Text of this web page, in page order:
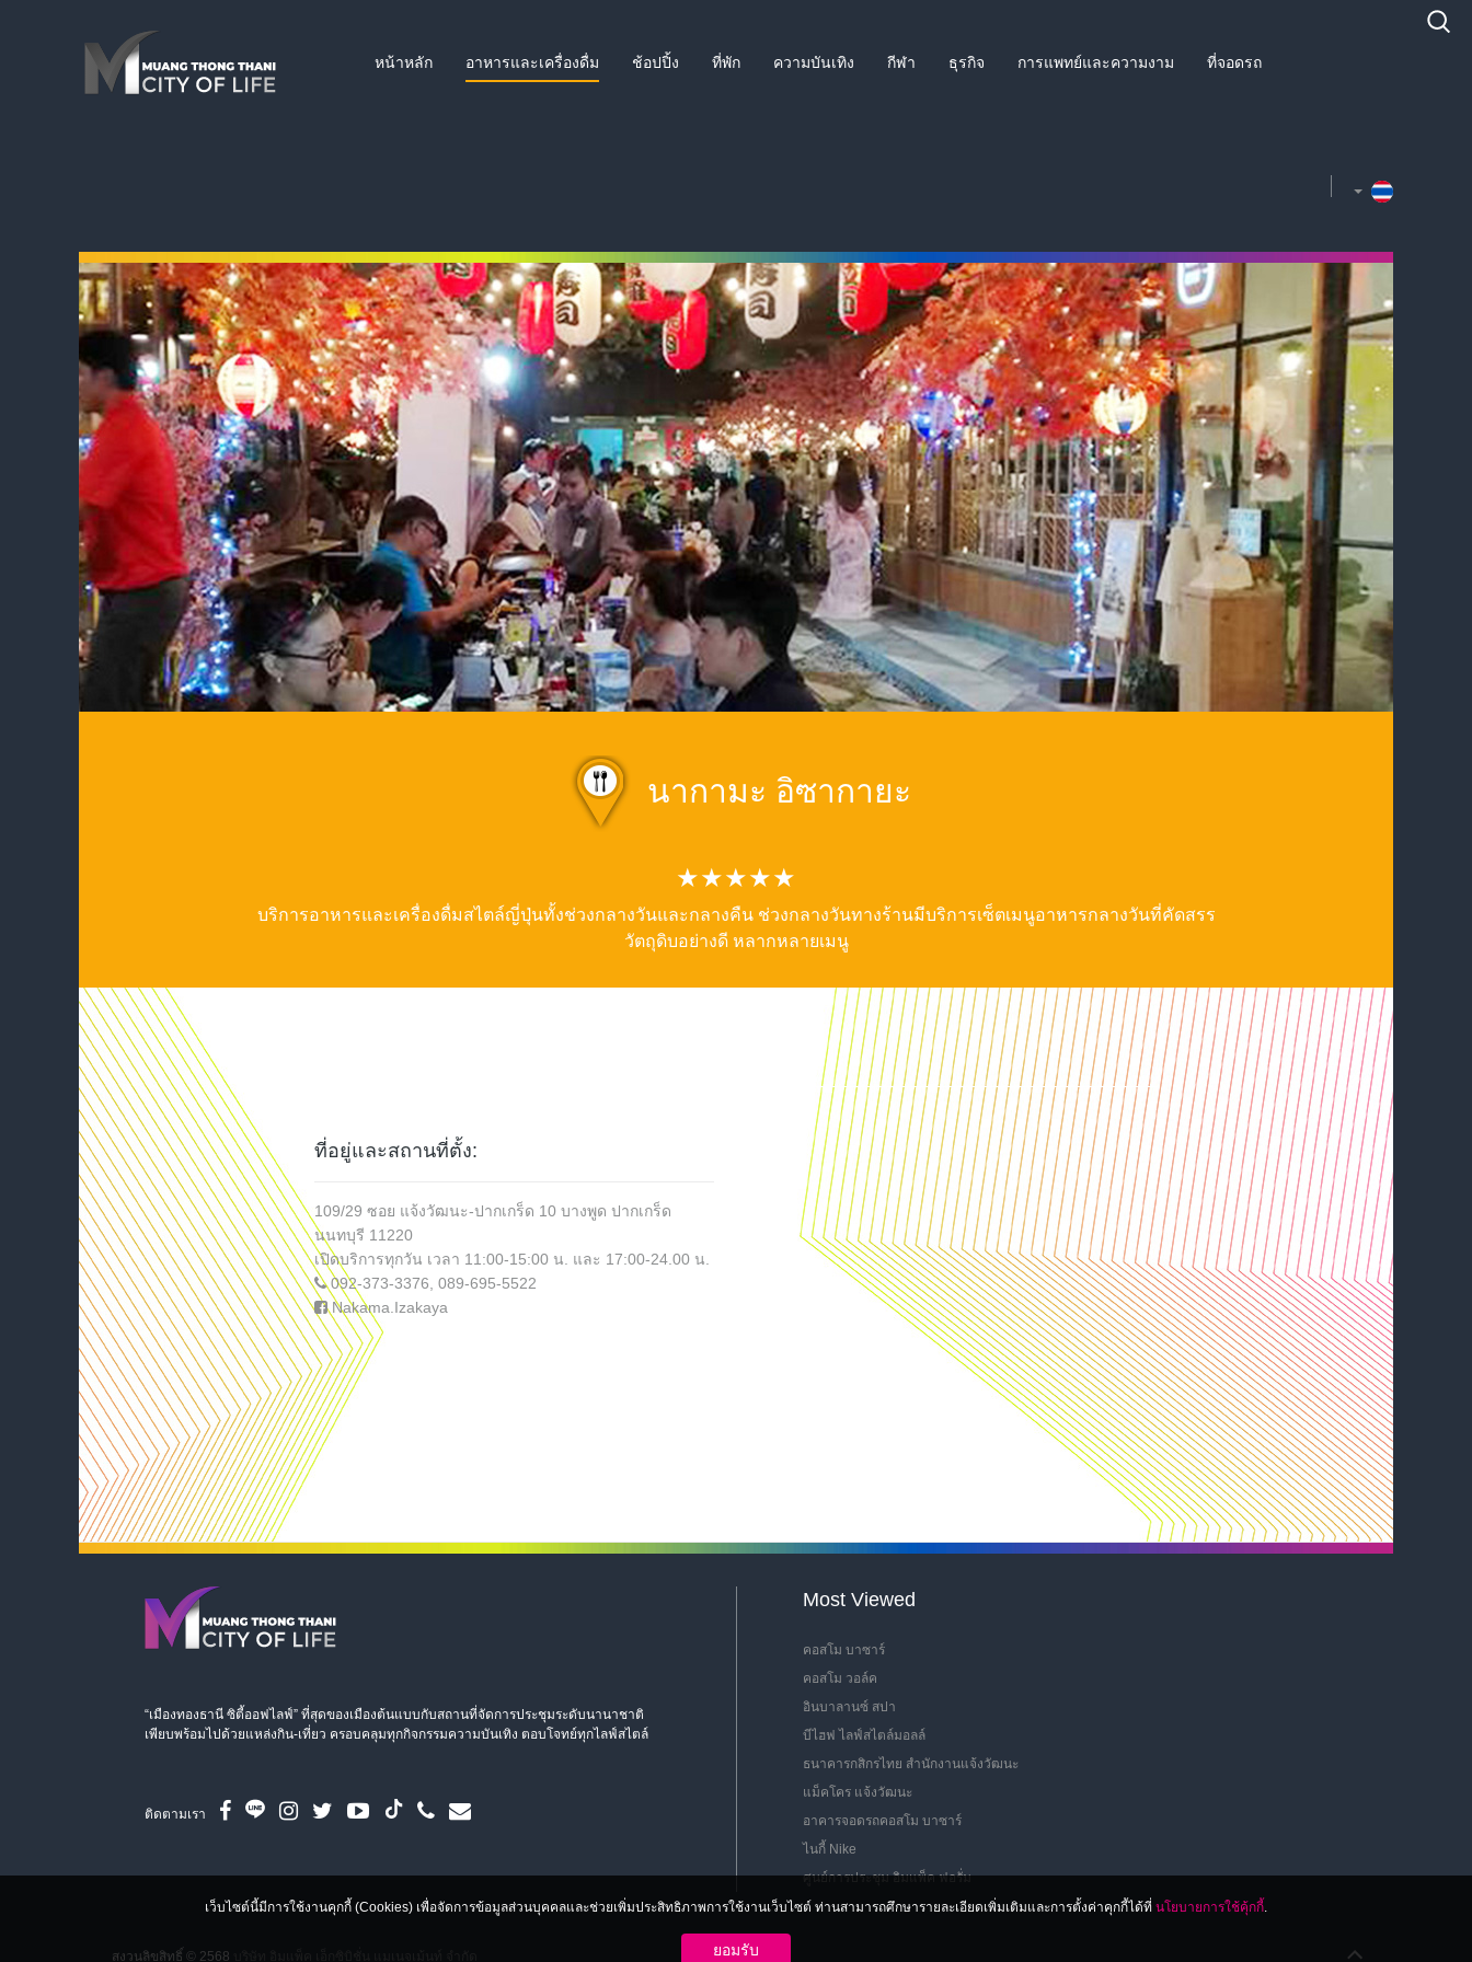
หน้าหลัก อาหารและเครื่องดื่ม ช้อปปิ้ง ที่พัก ความบันเทิง กีฬา ธุรกิจ การแพทย์และความงาม ที่จอดรถ
นากามะ อิซากายะ
★★★★★
บริการอาหารและเครื่องดื่มสไตล์ญี่ปุ่นทั้งช่วงกลางวันและกลางคืน ช่วงกลางวันทางร้านมีบริการเซ็ตเมนูอาหารกลางวันที่คัดสรร
วัตถุดิบอย่างดี หลากหลายเมนู
ที่อยู่และสถานที่ตั้ง:
109/29 ซอย แจ้งวัฒนะ-ปากเกร็ด 10 บางพูด ปากเกร็ด
นนทบุรี 11220
เปิดบริการทุกวัน เวลา 11:00-15:00 น. และ 17:00-24.00 น.
092-373-3376 089-695-5522
Nakama.Izakaya
“เมืองทองธานี ซิตี้ออฟไลฟ์” ที่สุดของเมืองต้นแบบกับสถานที่จัดการประชุมระดับนานาชาติ
เพียบพร้อมไปด้วยแหล่งกิน-เที่ยว ครอบคลุมทุกกิจกรรมความบันเทิง ตอบโจทย์ทุกไลฟ์สไตล์
ติดตามเรา
Most Viewed
คอสโม บาซาร์
คอสโม วอล์ค
อินบาลานซ์ สปา
บีไฮฟ ไลฟ์สไตล์มอลล์
ธนาคารกสิกรไทย สำนักงานแจ้งวัฒนะ
แม็คโคร แจ้งวัฒนะ
อาคารจอดรถคอสโม บาซาร์
ไนกี้ Nike
ศูนย์การประชุม อิมแพ็ค ฟอรั่ม
สงวนลิขสิทธิ์ © 2568
เว็บไซต์นี้มีการใช้งานคุกกี้ (Cookies) เพื่อจัดการข้อมูลส่วนบุคคลและช่วยเพิ่มประสิทธิภาพการใช้งานเว็บไซต์ ท่านสามารถศึกษารายละเอียดเพิ่มเติมและการตั้งค่าคุกกี้ได้ที่ นโยบายการใช้คุ้กกี้.
ยอมรับ